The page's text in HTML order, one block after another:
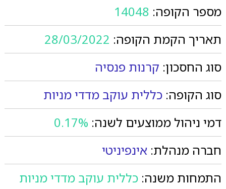
מספר הקופה: 14048
תאריך הקמת הקופה: 28/03/2022
סוג החסכון: קרנות פנסיה
סוג הקופה: כללית עוקב מדדי מניות
דמי ניהול ממוצעים לשנה: 0.17%
חברה מנהלת: אינפיניטי
התמחות משנה: כללית עוקב מדדי מניות